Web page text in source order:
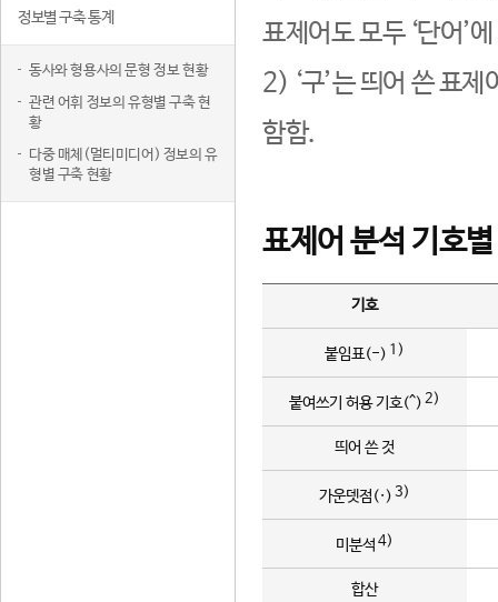
정보별 구축 통계
동사와 형용사의 문형 정보 현황
관련 어휘 정보의 유형별 구축 현
황
다중 매체(멀티미디어) 정보의 유
형별 구축 현황
표제어도 모두 ‘단어’
2) ‘구’는 띄어 쓴 표
함함.
표제어 분석 기호
기호
붙임표(-) 1)
붙여쓰기 허용 기호(^) 2)
띄어 쓴 것
가운뎃점(·) 3)
미분석 4)
합산